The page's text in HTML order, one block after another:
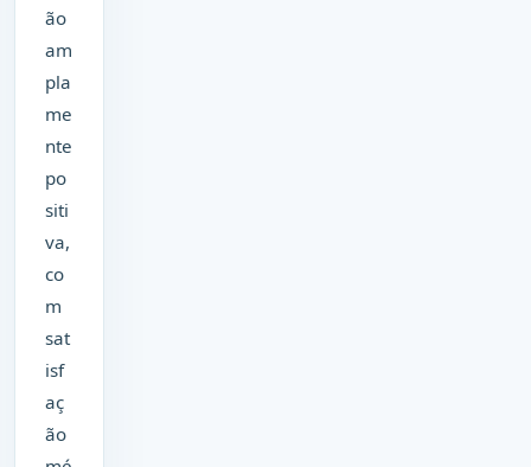
ão
am
pla
me
nte
po
siti
va,
co
m
sat
isf
aç
ão